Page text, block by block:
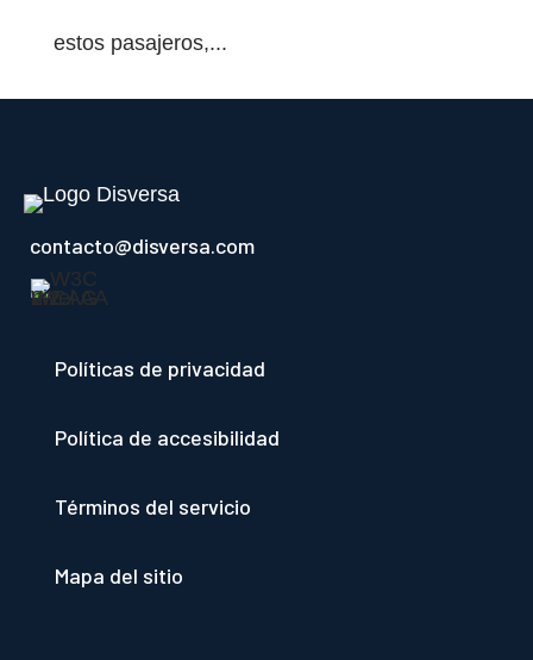
estos pasajeros,...
contacto@disversa.com
Políticas de privacidad
Política de accesibilidad
Términos del servicio
Mapa del sitio